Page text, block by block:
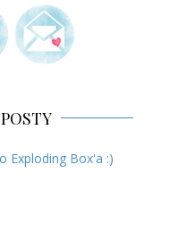
Exploding Box'a :)